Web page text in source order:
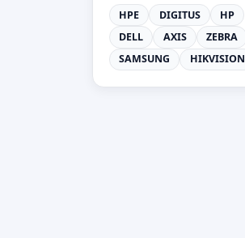
HPE DIGITUS
HP
DELL
AXIS
ZEBRA
SAMSUNG
HIKVISION